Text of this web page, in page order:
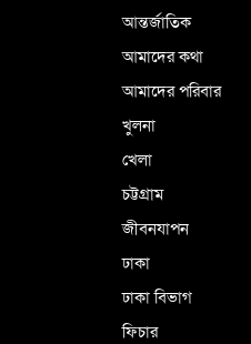
আন্তর্জাতিক
আমাদের কথা
আমাদের পরিবার
খুলনা
খেলা
চট্টগ্রাম
জীবনযাপন
ঢাকা
ঢাকা বিভাগ
ফিচার